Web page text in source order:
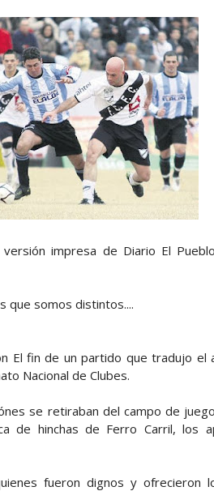
impresa de Diario El
que somos distintos....
El fin de un partido que tradujo el
Nacional de Clubes.
se retiraban del campo de
de hinchas de Ferro Carril, los
fueron dignos y ofrecieron